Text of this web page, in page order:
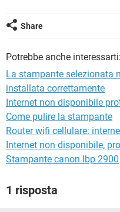
HARDWARE
Share
Potrebbe anche interessarti:
La stampante selezionata
installata correttamente
Internet non disponibile
Come pulire la stampante
Router wifi cellulare:
Internet non disponibile,
Stampante canon lbp 2900
1 risposta